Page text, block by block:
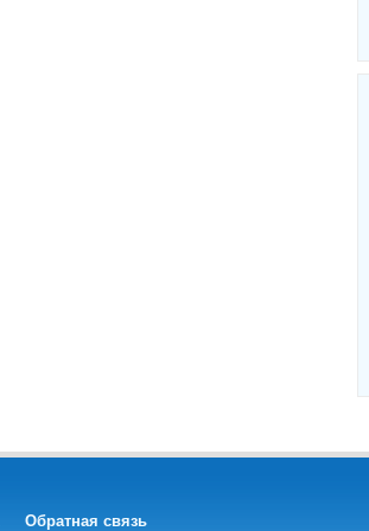
Обратная связь